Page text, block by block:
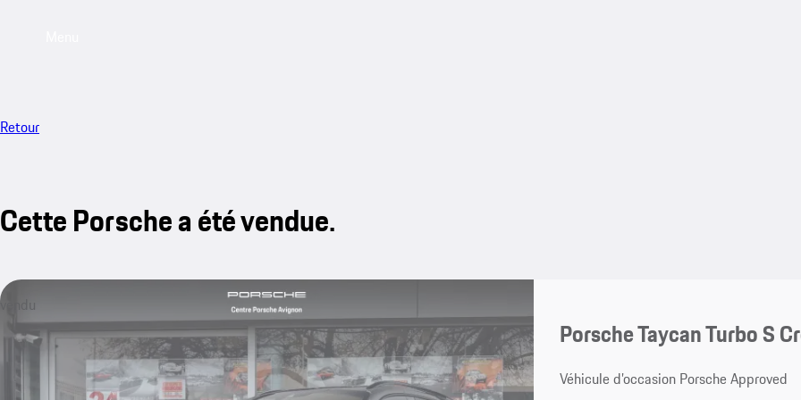
Retour
Cette Porsche a été vendue.
vendu
Porsche Taycan Turbo S
Véhicule d’occasion Porsche Approved